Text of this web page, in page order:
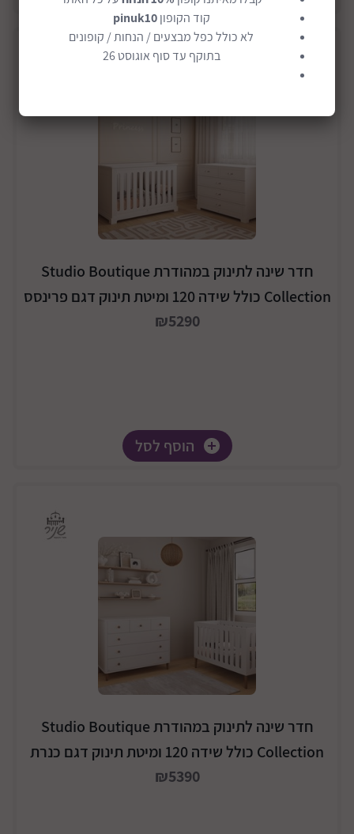
חדר שינה לתינוק במהודרת Studio Boutique
Collection כולל שידה 120 ומיטת תינוק דגם פרינסס
₪5290
הוסף לסל
חדר שינה לתינוק במהודרת Studio Boutique
Collection כולל שידה 120 ומיטת תינוק דגם כנרת
₪5390
קוד הקופוןpinuk10
לא כולל כפל מבצעים / הנחות / קופונים
בתוקף עד סוף אוגוסט 26